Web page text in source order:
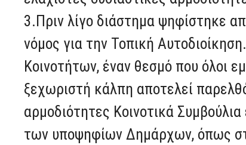
3.Πριν λίγο διάστημα ψηφίστηκε
νόμος για την Τοπική
Κοινοτήτων, έναν θεσμό που όλοι
ξεχωριστή κάλπη αποτελεί
αρμοδιότητες Κοινοτικά
των υποψηφίων Δημάρχων, όπως